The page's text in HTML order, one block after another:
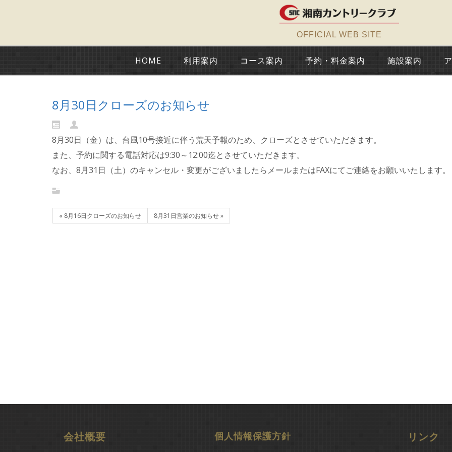
OFFICIAL WEB SITE
HOME 利用案内 コース案内 予約・料金案内 施設案内
8月30日クローズのお知らせ
8月30日（金）は、台風10号接近に伴う荒天予報のため、クローズとさせていただきます。
また、予約に関する電話対応は9:30～12:00迄とさせていただきます。
なお、8月31日（土）のキャンセル・変更がございましたらメールまたはFAXにてご連絡をお願いいたします。
« 8月16日クローズのお知らせ 8月31日営業のお知らせ »
会社概要 個人情報保護方針 リンク